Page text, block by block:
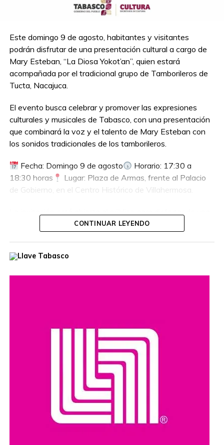
Este domingo 9 de agosto, habitantes y visitantes
podrán disfrutar de una presentación cultural a cargo de
Mary Esteban, “La Diosa Yokot’an”, quien estará
acompañada por el tradicional grupo de Tamborileros de
Tucta, Nacajuca.
El evento busca celebrar y promover las expresiones
culturales y musicales de Tabasco, con una presentación
que combinará la voz y el talento de Mary Esteban con
los sonidos tradicionales de los tamborileros.
Fecha: Domingo 9 de agosto
Horario: 17:30 a
18:30 horas
Lugar: Plaza de Armas, frente al Palacio
de Gobierno, en el Centro Histórico de Villahermosa.
tarde dedicada a la cultura y las tradiciones tabasqueñas.
Compartir en:
CONTINUAR LEYENDO